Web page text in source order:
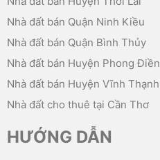
Nhà đất bán Quận Ninh Kiều
Nhà đất bán Quận Bình Thủy
Nhà đất bán Huyện Phong Điền
Nhà đất bán Huyện Vĩnh Thạnh
Nhà đất cho thuê tại Cần Thơ
HƯỚNG DẪN